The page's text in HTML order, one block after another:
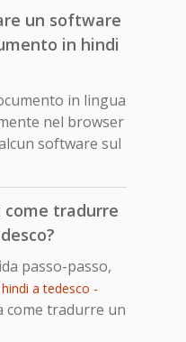
un software
in hindi
in lingua
nel browser
software sul
tradurre
passo-passo,
a tedesco -
come tradurre un